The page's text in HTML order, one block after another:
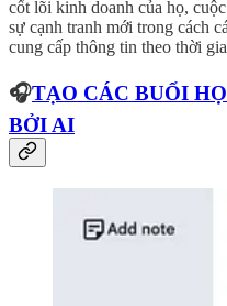
cốt lõi kinh doanh của họ,
sự cạnh tranh mới trong cách
cung cấp thông tin theo thời
🎧TẠO CÁC BUỔI
BỞI AI